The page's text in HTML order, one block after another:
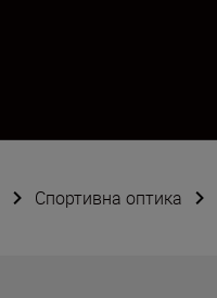
Спортивна оптика